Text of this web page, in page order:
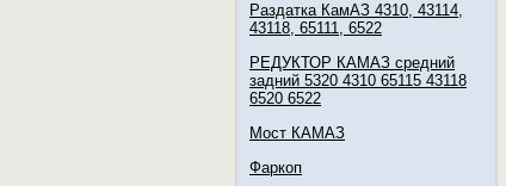
Раздатка КамАЗ 4310, 43114,
43118, 65111, 6522
РЕДУКТОР КАМАЗ средний
задний 5320 4310 65115 43118
6520 6522
Мост КАМАЗ
Фаркоп